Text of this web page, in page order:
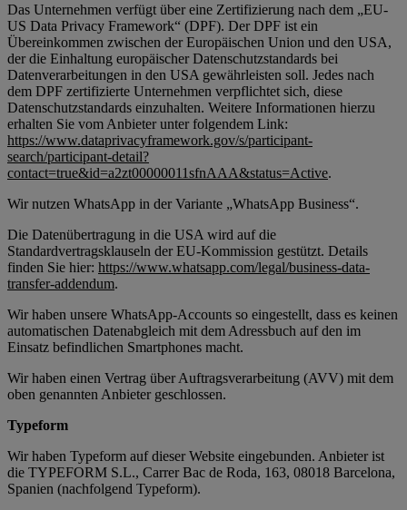
Das Unternehmen verfügt über eine Zertifizierung nach dem „EU-
US Data Privacy Framework“ (DPF). Der DPF ist ein
Übereinkommen zwischen der Europäischen Union und den USA,
der die Einhaltung europäischer Datenschutzstandards bei
Datenverarbeitungen in den USA gewährleisten soll. Jedes nach
dem DPF zertifizierte Unternehmen verpflichtet sich, diese
Datenschutzstandards einzuhalten. Weitere Informationen hierzu
erhalten Sie vom Anbieter unter folgendem Link:
https://www.dataprivacyframework.gov/s/participant-
search/participant-detail?
contact=true&id=a2zt00000011sfnAAA&status=Active.
Wir nutzen WhatsApp in der Variante „WhatsApp Business“.
Die Datenübertragung in die USA wird auf die
Standardvertragsklauseln der EU-Kommission gestützt. Details
finden Sie hier: https://www.whatsapp.com/legal/business-data-
transfer-addendum.
Wir haben unsere WhatsApp-Accounts so eingestellt, dass es keinen
automatischen Datenabgleich mit dem Adressbuch auf den im
Einsatz befindlichen Smartphones macht.
Wir haben einen Vertrag über Auftragsverarbeitung (AVV) mit dem
oben genannten Anbieter geschlossen.
Typeform
Wir haben Typeform auf dieser Website eingebunden. Anbieter ist
die TYPEFORM S.L., Carrer Bac de Roda, 163, 08018 Barcelona,
Spanien (nachfolgend Typeform).